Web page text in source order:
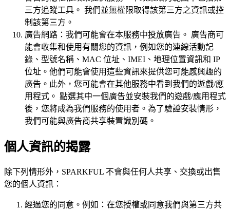
三方追蹤工具。 我們並無權限取得該第三方之資訊或控
制該第三方。
廣告網路：我們可能會在本服務中投放廣告。 廣告商可
能會收集和使用有關您的資訊，例如您的連線活動記
錄、型號名稱、MAC 位址、IMEI、地理位置資訊和 IP
位址。他們可能會使用這些資訊來提供您可能感興趣的
廣告。此外，您可能會在其他服務中看到我們的遊戲/應
用程式。 點選其中一個廣告並安裝我們的遊戲/應用程式
後，您將成為我們服務的使用者。為了驗證安裝情形，
我們可能與廣告商共享裝置識別碼。
個人資訊的揭露
除下列情形外，SPARKFUL 不會與任何人共享、交換或出售
您的個人資訊：
經過您的同意。例如：在您授權或同意我們與第三方共